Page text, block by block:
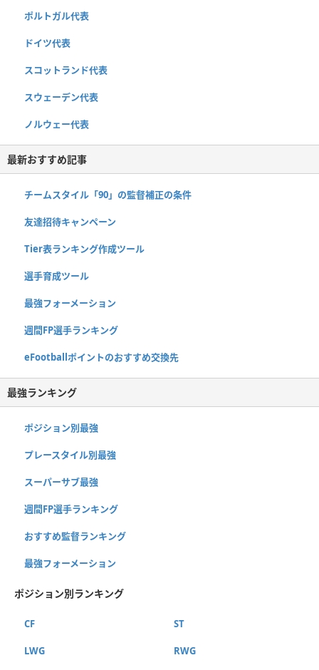
ポルトガル代表
ドイツ代表
スコットランド代表
スウェーデン代表
ノルウェー代表
最新おすすめ記事
チームスタイル「90」の監督補正の条件
友達招待キャンペーン
Tier表ランキング作成ツール
選手育成ツール
最強フォーメーション
週間FP選手ランキング
eFootballポイントのおすすめ交換先
最強ランキング
ポジション別最強
プレースタイル別最強
スーパーサブ最強
週間FP選手ランキング
おすすめ監督ランキング
最強フォーメーション
ポジション別ランキング
CF ST
LWG RWG